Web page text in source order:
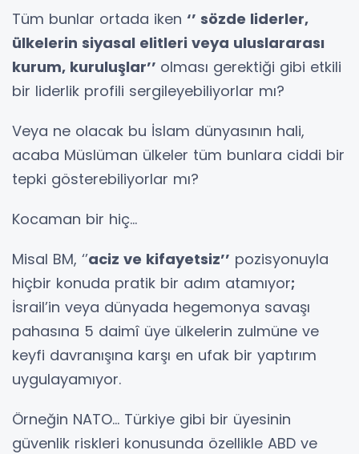
Tüm bunlar ortada iken ‘’ sözde liderler,
ülkelerin siyasal elitleri veya uluslararası
kurum, kuruluşlar’’ olması gerektiği gibi etkili
bir liderlik profili sergileyebiliyorlar mı?
Veya ne olacak bu İslam dünyasının hali,
acaba Müslüman ülkeler tüm bunlara ciddi bir
tepki gösterebiliyorlar mı?
Kocaman bir hiç…
Misal BM, ‘’aciz ve kifayetsiz’’ pozisyonuyla
hiçbir konuda pratik bir adım atamıyor;
İsrail’in veya dünyada hegemonya savaşı
pahasına 5 daimî üye ülkelerin zulmüne ve
keyfi davranışına karşı en ufak bir yaptırım
uygulayamıyor.
Örneğin NATO… Türkiye gibi bir üyesinin
güvenlik riskleri konusunda özellikle ABD ve